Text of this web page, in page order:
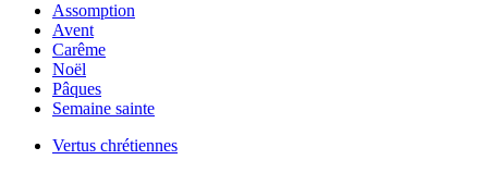
Assomption
Avent
Carême
Noël
Pâques
Semaine sainte
Vertus chrétiennes